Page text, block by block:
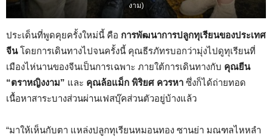
งาม)
ประเด็นที่พูดคุยครั้งใหม่นี้ คือ การพัฒนาการปลูกทุเรียนของประเทศ
จีนโดยการเดินทางไปจนครั้งนี้ คุณธีรภัทรบอกว่ามุ่งไปดูทุเรียนที่
เมืองไห่นานของจีนเป็นการเฉพาะ ภายใต้การเดินทางกับ คุณยีน
“ตราหญิงงาม” และ คุณล้อแม็ก พิริยศ ควรหา ซึ่งก็ได้ถ่ายทอด
เนื้อหาสาระบางส่วนผ่านเฟสบุ๊คส่วนตัวอยู่บ้างแล้ว
“มาให้เห็นกับตา แหล่งปลูกทุเรียนหมอนทอง ซานย่า มณฑลไหหลำ